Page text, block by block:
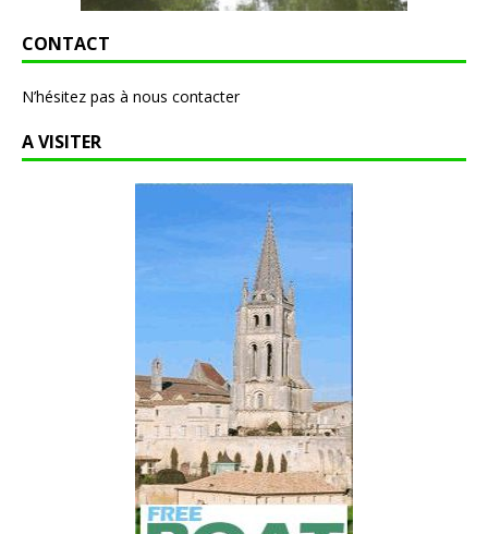
CONTACT
N’hésitez pas à nous contacter
A VISITER